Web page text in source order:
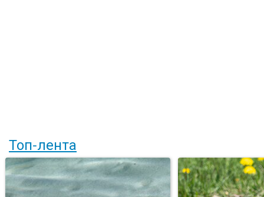
Топ-лента